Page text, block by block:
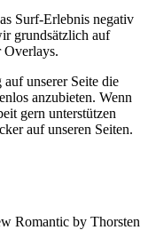
Surf-Erlebnis negativ
grundsätzlich auf
Overlays.
unserer Seite die
anzubieten. Wenn
gern unterstützen
auf unseren Seiten.
Romantic by Thorsten